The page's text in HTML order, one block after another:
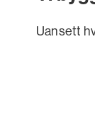
Uansett